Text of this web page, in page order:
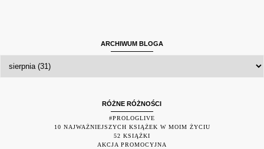
ARCHIWUM BLOGA
RÓŻNE RÓŻNOŚCI
#PROLOGLIVE
10 NAJWAŻNIEJSZYCH KSIĄŻEK W MOIM ŻYCIU
52 KSIĄŻKI
AKCJA PROMOCYJNA